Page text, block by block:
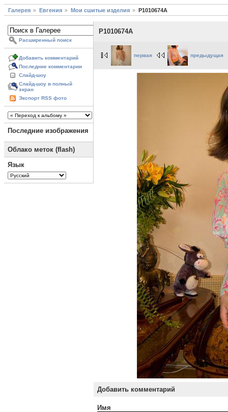
Галерея Евгения Мои сшитые изделия P1010674A
Расширенный поиск
Добавить комментарий
Последние комментарии
Слайд-шоу
Слайд-шоу в полный
экран
Экспорт RSS фото
Последние изображения
Облако меток (flash)
Язык
P1010674A
первая предыдущая
Добавить комментарий
Имя